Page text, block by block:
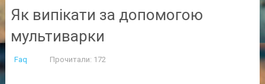
Як випікати за допомогою
мультиварки
Faq Прочитали: 172